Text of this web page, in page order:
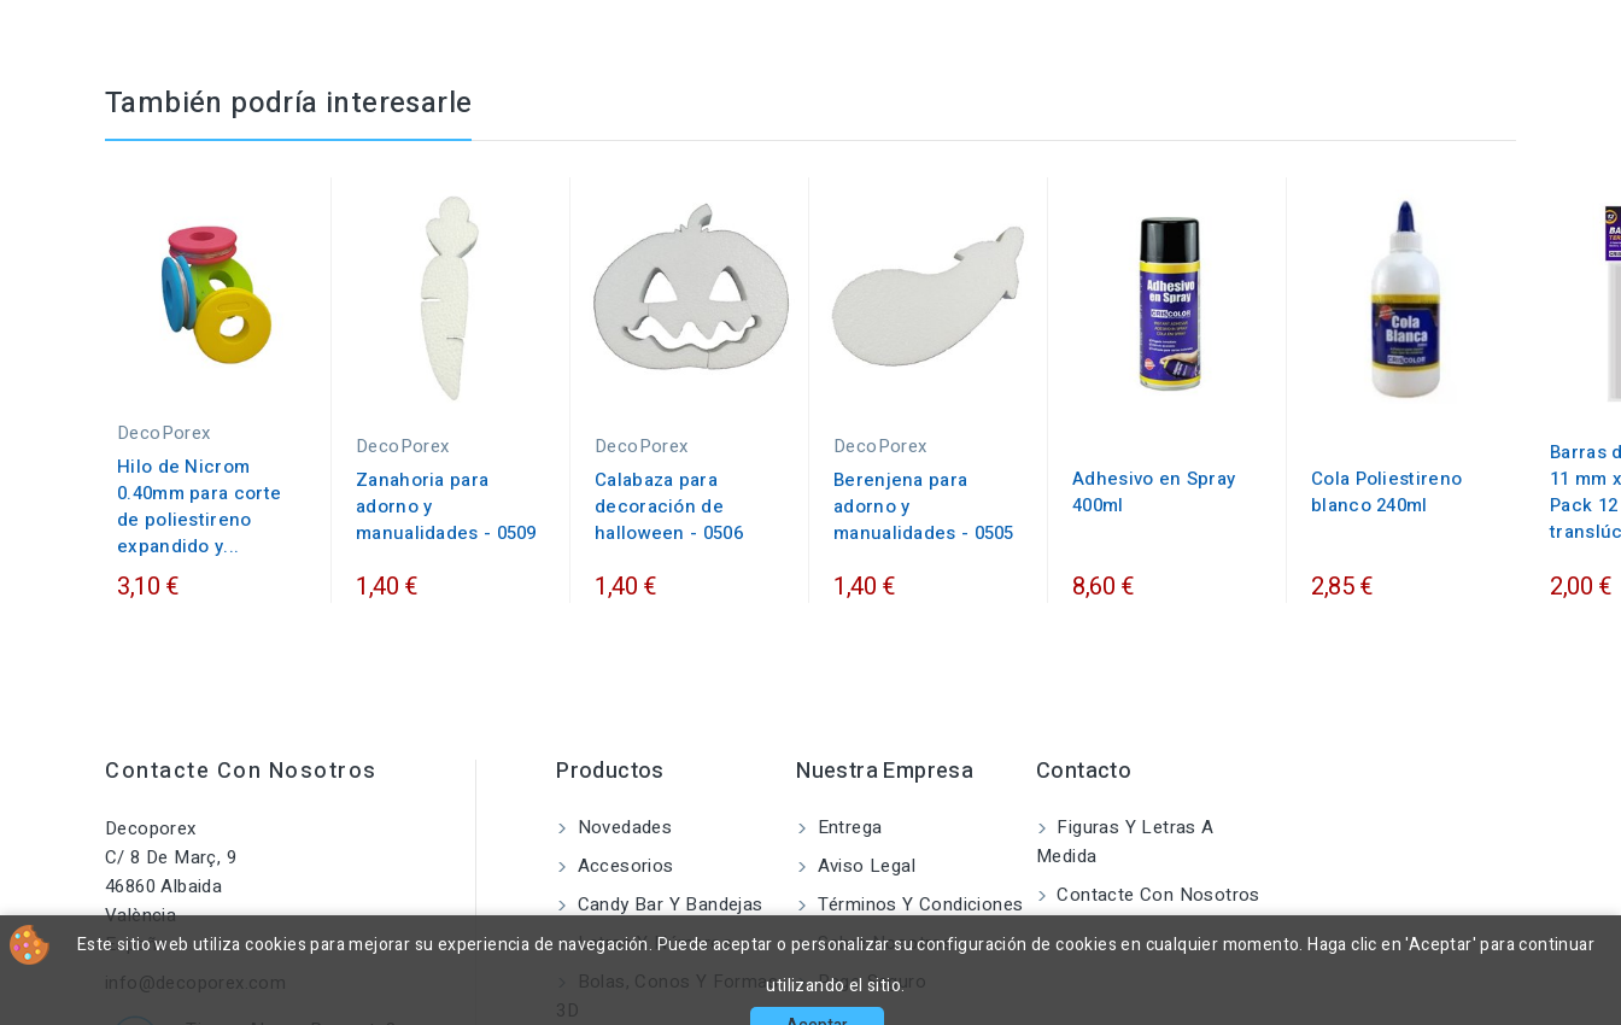
También podría interesarle
DecoPorex
Hilo de Nicrom
0.40mm para corte
de poliestireno
expandido y...
3,10 €
DecoPorex
Zanahoria para
adorno y
manualidades - 0509
1,40 €
DecoPorex
Calabaza para
decoración de
halloween - 0506
1,40 €
DecoPorex
Berenjena para
adorno y
manualidades - 0505
1,40 €
Adhesivo en Spray
400ml
8,60 €
Cola Poliestireno
blanco 240ml
2,85 €
Barras
11 mm
Pack
2,00 €
Contacte Con Nosotros
Decoporex
C/ 8 De Març, 9
46860 Albaida
València
España
info@decoporex.com
Productos
Novedades
Accesorios
Candy Bar Y Bandejas
Letras Y Números
Bolas, Conos Y Formas
3D
Nuestra Empresa
Entrega
Aviso Legal
Términos Y Condiciones
Sobre Nosotros
Pago Seguro
Contacto
Figuras Y Letras A
Medida
Contacte Con Nosotros
Este sitio web utiliza cookies para mejorar su experiencia de navegación. Puede aceptar o personalizar su configuración de cookies en cualquier momento. Haga clic en 'Aceptar' para continuar
utilizando el sitio.